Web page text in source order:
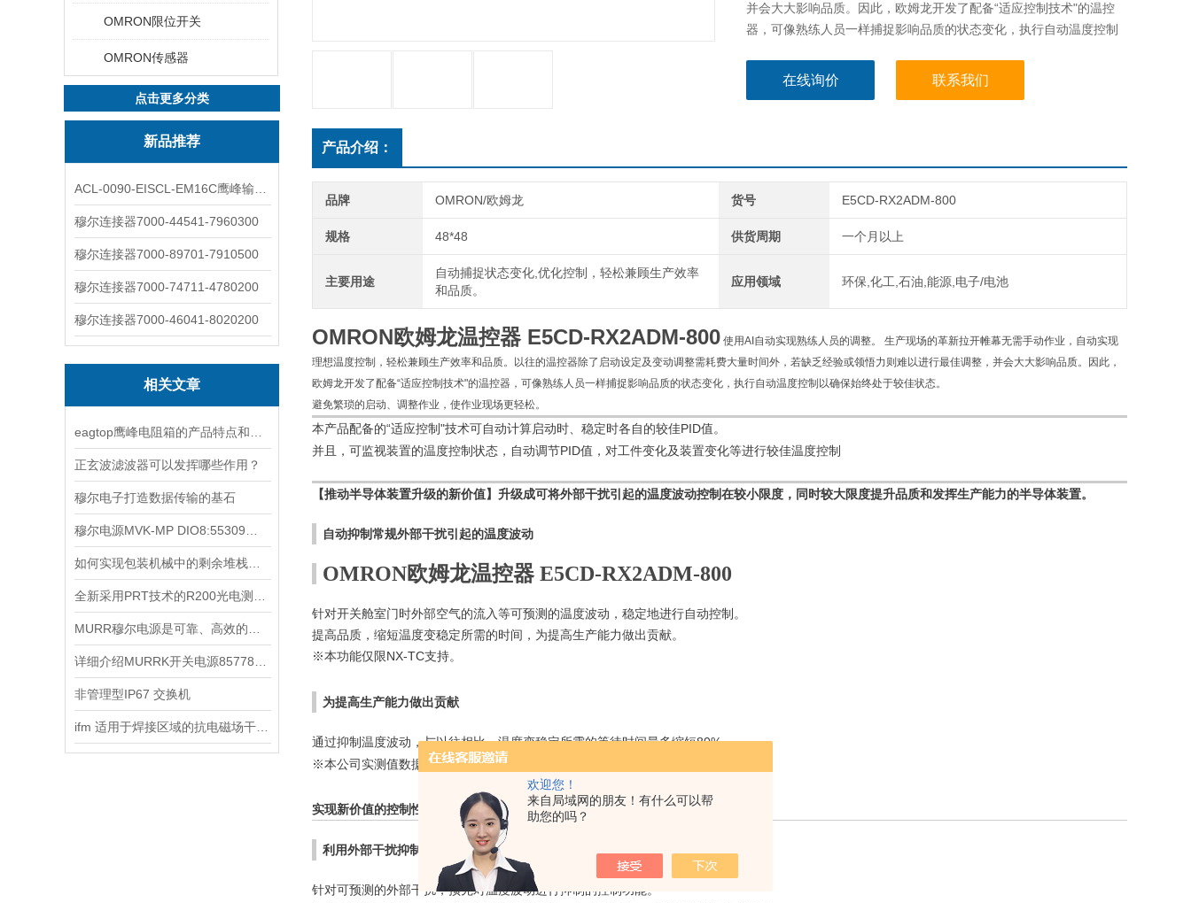
欢迎您！
来自局域网的朋友！有什么可以帮
助您的吗？
OMRON限位开关
OMRON传感器
点击更多分类
新品推荐
穆尔连接器7000-44541-7960300
穆尔连接器7000-89701-7910500
穆尔连接器7000-74711-4780200
穆尔连接器7000-46041-8020200
相关文章
正玄波滤波器可以发挥哪些作用？
穆尔电子打造数据传输的基石
非管理型IP67 交换机
并会大大影响品质。因此，欧姆龙开发了配备“适应控制技术"的温控
器，可像熟练人员一样捕捉影响品质的状态变化，执行自动温度控制
在线询价 联系我们
产品介绍：
品牌 OMRON/欧姆龙 货号 E5CD-RX2ADM-800
规格 48*48 供货周期 一个月以上
主要用途
自动捕捉状态变化,优化控制，轻松兼顾生产效率
和品质。
应用领域 环保,化工,石油,能源,电子/电池
OMRON欧姆龙温控器 E5CD-RX2ADM-800 使用AI自动实现熟练人员的调整。 生产现场的革新拉开帷幕无需手动作业，自动实现
理想温度控制，轻松兼顾生产效率和品质。以往的温控器除了启动设定及变动调整需耗费大量时间外，若缺乏经验或领悟力则难以进行最佳调整，并会大大影响品质。因此，
欧姆龙开发了配备“适应控制技术"的温控器，可像熟练人员一样捕捉影响品质的状态变化，执行自动温度控制以确保始终处于较佳状态。
避免繁琐的启动、调整作业，使作业现场更轻松。
本产品配备的“适应控制"技术可自动计算启动时、稳定时各自的较佳PID值。
并且，可监视装置的温度控制状态，自动调节PID值，对工件变化及装置变化等进行较佳温度控制
【推动半导体装置升级的新价值】升级成可将外部干扰引起的温度波动控制在较小限度，同时较大限度提升品质和发挥生产能力的半导体装置。
自动抑制常规外部干扰引 起的温度波动
OMRON欧姆龙温控器 E5CD-RX2ADM-800
针对开关舱室门时外部空气的流入等可预测的温度波动，稳定地进行自动控制。
提高品质，缩短温度变稳定所需的时间，为提高生产能力做出贡献。
※本功能仅限NX-TC支持。
为提高生产能力做出贡献
通过抑制温度波动，与以往相比，温度变稳定所需的等待时间最多缩短80%。
※本公司实测值数据
实现新价值的控制性能
利用外部干扰抑制功能，将温度波动控制在较小限度
针对可预测的外部干扰，预先对温度波动进行抑制的控制功能。